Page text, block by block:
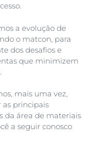
a evolução de
o matcon, para
dos desafios e
que minimizem
mais uma vez,
as principais
da área de materiais
a seguir conosco